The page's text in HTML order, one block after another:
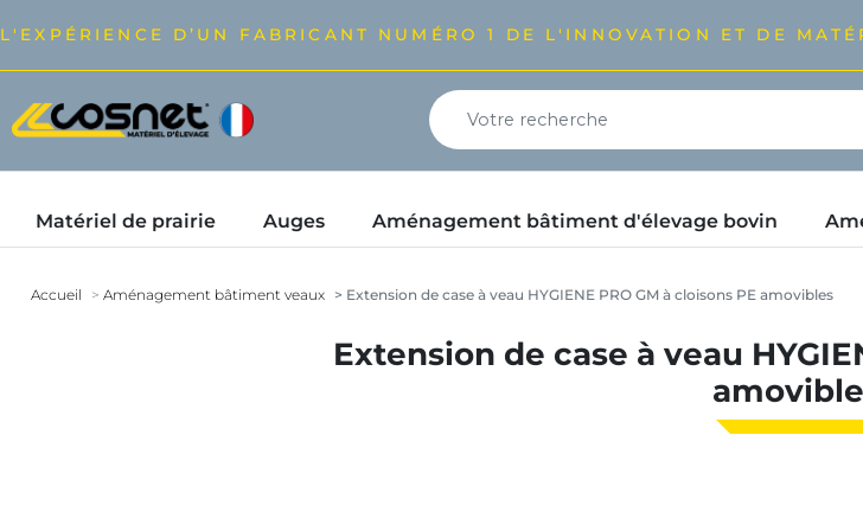
L'EXPÉRIENCE D’UN FABRICANT NUMÉRO 1 DE L'INNOVATION ET DE
Matériel de prairie Auges Aménagement bâtiment d'élevage bovin
Accueil Aménagement bâtiment veaux Extension de case à veau HYGIENE PRO GM à cloisons PE amovibles
Extension de case à veau